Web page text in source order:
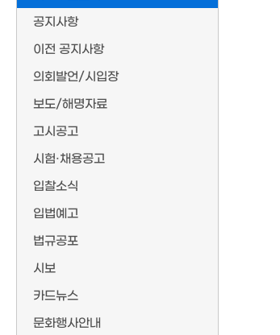
공지사항
이전 공지사항
의회발언/시입장
보도/해명자료
고시공고
시험·채용공고
입찰소식
입법예고
법규공포
시보
카드뉴스
문화행사안내